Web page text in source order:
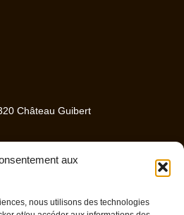
aux
nous utilisons des technologies
Château Guibert